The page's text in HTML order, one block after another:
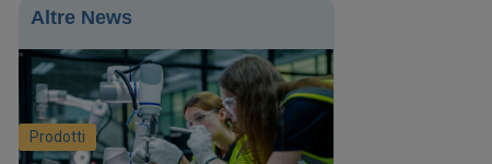
Altre News
Prodotti